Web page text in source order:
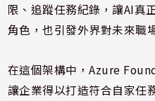
限、追蹤任務紀錄，讓AI真
角色，也引發外界對未來職
在這個架構中，Azure
讓企業得以打造符合自家任